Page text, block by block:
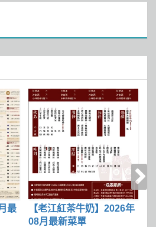
最
【老江紅茶牛奶】2026年
08月最新菜單